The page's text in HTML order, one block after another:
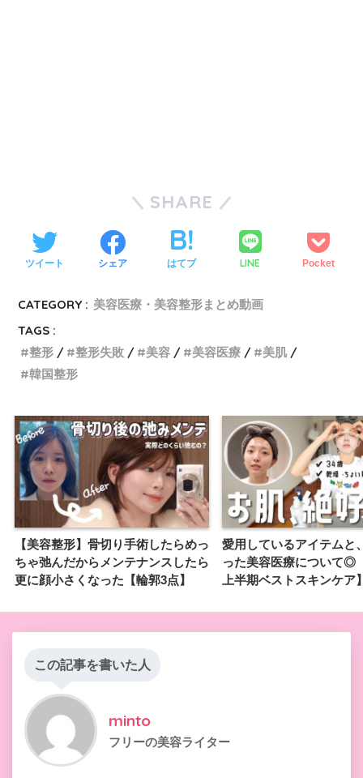
SHARE
ツイート シェア はてブ LINE Pocket
CATEGORY : 美容医療・美容整形まとめ動画
TAGS :
整形
整形失敗 美容 美容医療
美肌
韓国整形
【美容整形】骨切り手術したらめっ
ちゃ弛んだからメンテナンスしたら
更に顔小さくなった【輪郭3点】
愛用しているアイテムと
った美容医療について◎
上半期ベストスキンケア
この記事を書いた人
minto
フリーの美容ライター